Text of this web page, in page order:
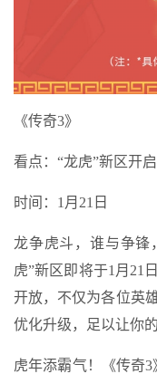
《传奇3》
看点：“龙虎”新区开启
时间：1月21日
龙争虎斗，谁与争锋
虎”新区即将于1月21
开放，不仅为各位英
优化升级，足以让你
虎年添霸气！《传奇